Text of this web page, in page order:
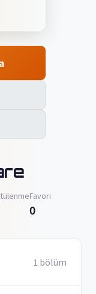
Favori
0
1 bölüm